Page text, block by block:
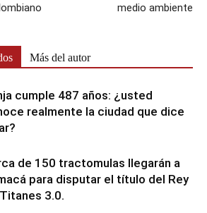
medio ambiente
Más del autor
cumple 487 años: ¿usted
realmente la ciudad que dice
de 150 tractomulas llegarán a
para disputar el título del Rey
3.0.